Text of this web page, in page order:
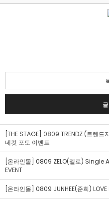
[THE STAGE] 0809 TRENDZ (트렌
네컷 포토 이벤트
[온라인몰] 0809 ZELO(젤로) Single
EVENT
[온라인몰] 0809 JUNHEE(준희) LOVE